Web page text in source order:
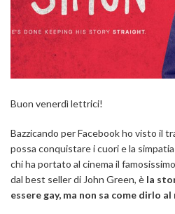
Buon venerdì lettrici!
Bazzicando per Facebook ho visto il
possa conquistare i cuori e la
chi ha portato al cinema il
dal best seller di John Green, è la
essere gay, ma non sa come dirlo al